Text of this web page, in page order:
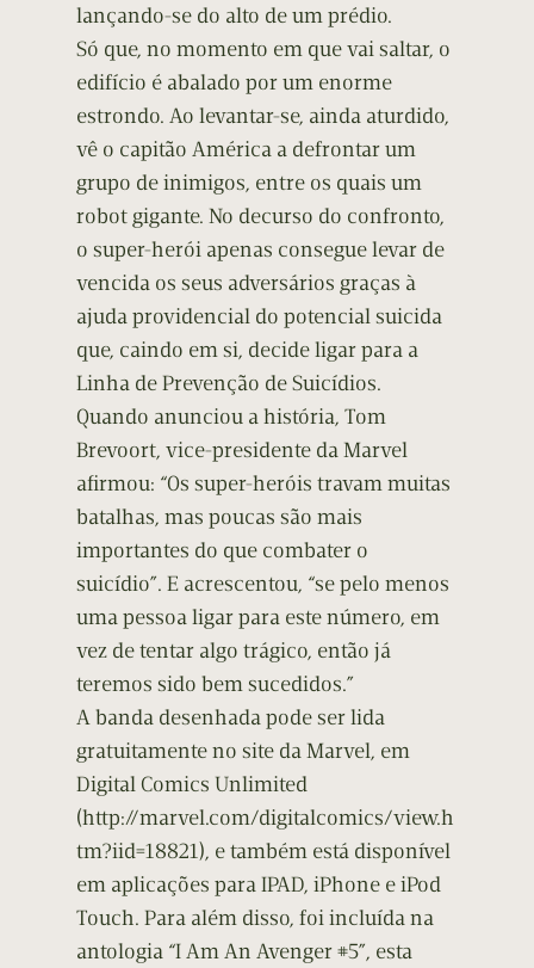
lançando-se do alto de um prédio.
Só que, no momento em que vai saltar, o
edifício é abalado por um enorme
estrondo. Ao levantar-se, ainda aturdido,
vê o capitão América a defrontar um
grupo de inimigos, entre os quais um
robot gigante. No decurso do confronto,
o super-herói apenas consegue levar de
vencida os seus adversários graças à
ajuda providencial do potencial suicida
que, caindo em si, decide ligar para a
Linha de Prevenção de Suicídios.
Quando anunciou a história, Tom
Brevoort, vice-presidente da Marvel
afirmou: “Os super-heróis travam muitas
batalhas, mas poucas são mais
importantes do que combater o
suicídio”. E acrescentou, “se pelo menos
uma pessoa ligar para este número, em
vez de tentar algo trágico, então já
teremos sido bem sucedidos.”
A banda desenhada pode ser lida
gratuitamente no site da Marvel, em
Digital Comics Unlimited
(http://marvel.com/digitalcomics/view.h
tm?iid=18821), e também está disponível
em aplicações para IPAD, iPhone e iPod
Touch. Para além disso, foi incluída na
antologia “I Am An Avenger #5”, esta